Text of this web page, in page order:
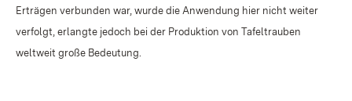
Erträgen verbunden war, wurde die Anwendung hier nicht weiter
verfolgt, erlangte jedoch bei der Produktion von Tafeltrauben
weltweit große Bedeutung.